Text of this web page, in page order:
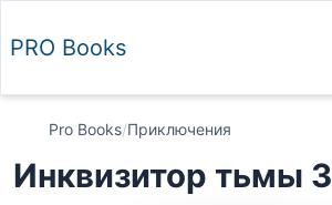
PRO Books
Pro Books/Приключения
Инквизитор тьмы 3